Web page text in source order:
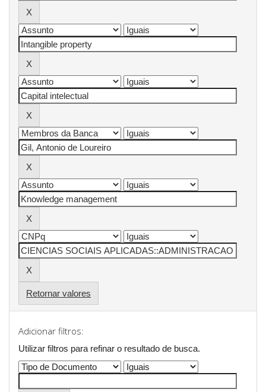
Retornar valores
Adicionar filtros:
Utilizar filtros para refinar o resultado de busca.